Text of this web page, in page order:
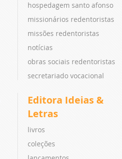
hospedagem santo afonso
missionários redentoristas
missões redentoristas
notícias
obras sociais redentoristas
secretariado vocacional
Editora Ideias &
Letras
livros
coleções